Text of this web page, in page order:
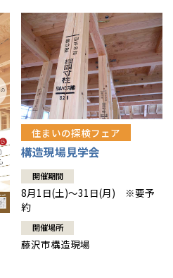
住まいの探検フェア
構造現場見学会
開催期間
8月1日(土)～31日(月) ※要予
約
開催場所
藤沢市構造現場